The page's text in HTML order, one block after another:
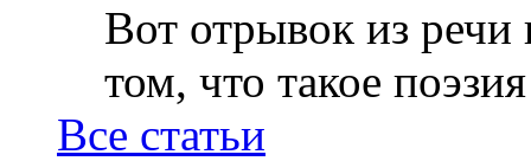
Вот отрывок из
том, что такое
Все статьи